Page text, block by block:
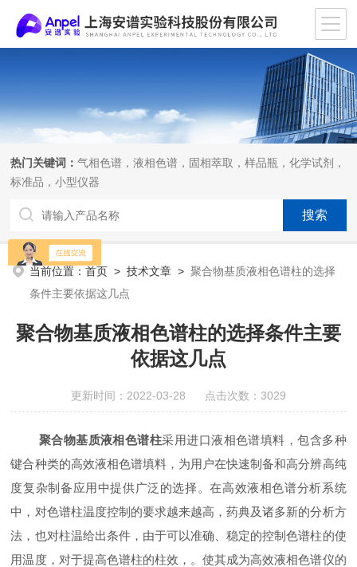
热门关键词：气相色谱，液相色谱，固相萃取，样品瓶，化学试剂，
标准品，小型仪器
当前位置：首页 >技术文章 >聚合物基质液相色谱柱的选择
条件主要依据这几点
聚合物基质液相色谱柱的选择条件主要
依据这几点
更新时间：2022-03-28 点击次数：3029
聚合物基质液相色谱柱采用进口液相色谱填料，包含多种
键合种类的高效液相色谱填料，为用户在快速制备和高分辨高纯
度复杂制备应用中提供广泛的选择。在高效液相色谱分析系统
中，对色谱柱温度控制的要求越来越高，药典及诸多新的分析方
法，也对柱温给出条件，由于可以准确、稳定的控制色谱柱的使
用温度，对于提高色谱柱的柱效，。使其成为高效液相色谱仪的